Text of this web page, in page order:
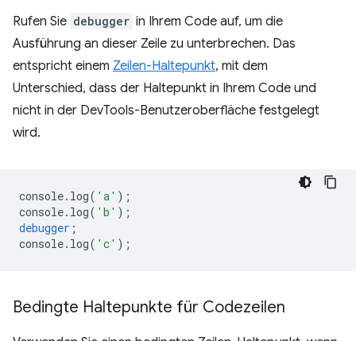
Rufen Sie debugger in Ihrem Code auf, um die
Ausführung an dieser Zeile zu unterbrechen. Das
entspricht einem Zeilen-Haltepunkt, mit dem
Unterschied, dass der Haltepunkt in Ihrem Code und
nicht in der DevTools-Benutzeroberfläche festgelegt
wird.
console. log( 'a' );
console. log( 'b' );
debugger ;
console. log( 'c' );
Bedingte Haltepunkte für Codezeilen